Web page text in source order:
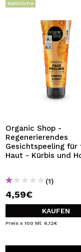
Natürliche
Organic Shop -
Regenerierendes
Gesichtspeeling für
Haut - Kürbis und
(1)
4,59€
KAUFEN
Preis x 100 Ml: 6,12€